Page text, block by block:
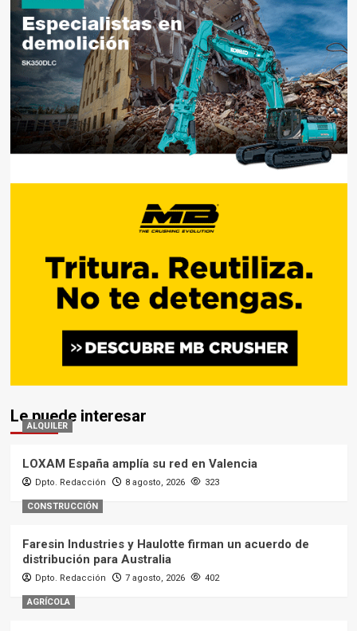
Le puede interesar
ALQUILER
LOXAM España amplía su red en Valencia
Dpto. Redacción 8 agosto, 2026 323
CONSTRUCCIÓN
Faresin Industries y Haulotte firman un acuerdo de
distribución para Australia
Dpto. Redacción 7 agosto, 2026 402
AGRÍCOLA